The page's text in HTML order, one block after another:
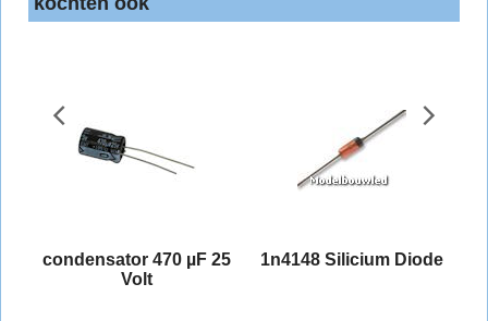
condensator 470 µF 25
Volt
1n4148 Silicium Diode